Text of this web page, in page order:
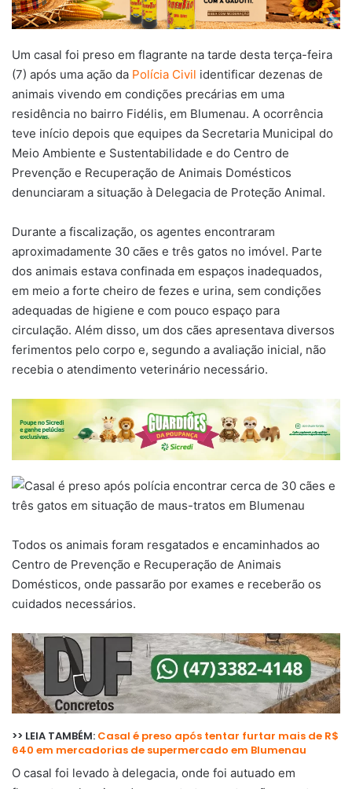
Um casal foi preso em flagrante na tarde desta terça-feira
(7) após uma ação da Polícia Civil identificar dezenas de
animais vivendo em condições precárias em uma
residência no bairro Fidélis, em Blumenau. A ocorrência
teve início depois que equipes da Secretaria Municipal do
Meio Ambiente e Sustentabilidade e do Centro de
Prevenção e Recuperação de Animais Domésticos
denunciaram a situação à Delegacia de Proteção Animal.
Durante a fiscalização, os agentes encontraram
aproximadamente 30 cães e três gatos no imóvel. Parte
dos animais estava confinada em espaços inadequados,
em meio a forte cheiro de fezes e urina, sem condições
adequadas de higiene e com pouco espaço para
circulação. Além disso, um dos cães apresentava diversos
ferimentos pelo corpo e, segundo a avaliação inicial, não
recebia o atendimento veterinário necessário.
Todos os animais foram resgatados e encaminhados ao
Centro de Prevenção e Recuperação de Animais
Domésticos, onde passarão por exames e receberão os
cuidados necessários.
>> LEIA TAMBÉM: Casal é preso após tentar furtar mais de R$
640 em mercadorias de supermercado em Blumenau
O casal foi levado à delegacia, onde foi autuado em